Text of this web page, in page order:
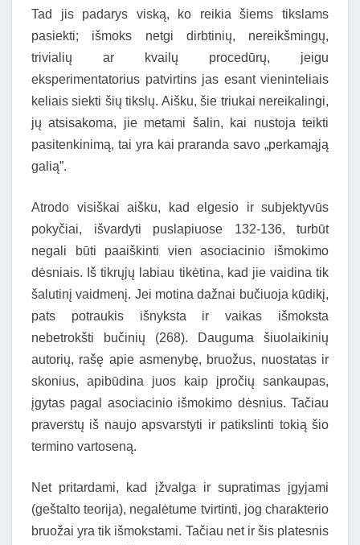
Tad jis padarys viską, ko reikia šiems tikslams
pasiekti; išmoks netgi dirbtinių, nereikšmingų,
trivialių ar kvailų procedūrų, jeigu
eksperimentatorius patvirtins jas esant vieninteliais
keliais siekti šių tikslų. Aišku, šie triukai nereikalingi,
jų atsisakoma, jie metami šalin, kai nustoja teikti
pasitenkinimą, tai yra kai praranda savo „perkamąją
galią”.
Atrodo visiškai aišku, kad elgesio ir subjektyvūs
pokyčiai, išvardyti puslapiuose 132-136, turbūt
negali būti paaiškinti vien asociacinio išmokimo
dėsniais. Iš tikrųjų labiau tikėtina, kad jie vaidina tik
šalutinį vaidmenį. Jei motina dažnai bučiuoja kūdikį,
pats potraukis išnyksta ir vaikas išmoksta
nebetrokšti bučinių (268). Dauguma šiuolaikinių
autorių, rašę apie asmenybę, bruožus, nuostatas ir
skonius, apibūdina juos kaip įpročių sankaupas,
įgytas pagal asociacinio išmokimo dėsnius. Tačiau
praverstų iš naujo apsvarstyti ir patikslinti tokią šio
termino vartoseną.
Net pritardami, kad įžvalga ir supratimas įgyjami
(geštalto teorija), negalėtume tvirtinti, jog charakterio
bruožai yra tik išmokstami. Tačiau net ir šis platesnis